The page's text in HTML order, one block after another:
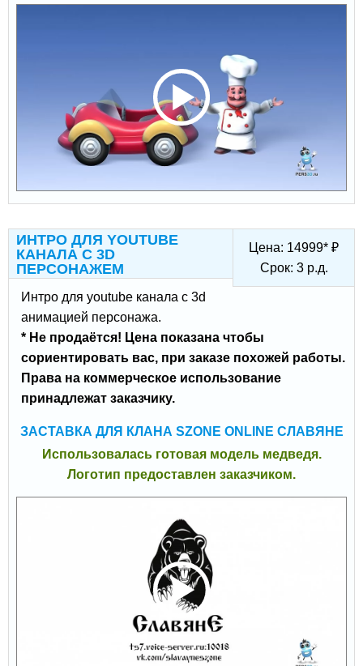
Цена: 14999* ₽
Срок: 3 р.д.
ИНТРО ДЛЯ YOUTUBE
КАНАЛА С 3D
ПЕРСОНАЖЕМ
Интро для youtube канала с 3d
анимацией персонажа.
* Не продаётся! Цена показана чтобы
сориентировать вас, при заказе похожей работы.
Права на коммерческое использование
принадлежат заказчику.
ЗАСТАВКА ДЛЯ КЛАНА SZONE ONLINE СЛАВЯНЕ
Использовалась готовая модель медведя.
Логотип предоставлен заказчиком.